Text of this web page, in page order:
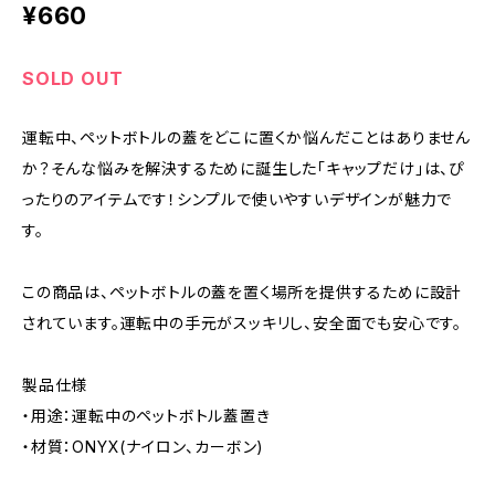
¥660
SOLD OUT
運転中、ペットボトルの蓋をどこに置くか悩んだことはありません
か？そんな悩みを解決するために誕生した「キャップだけ」は、ぴ
ったりのアイテムです！シンプルで使いやすいデザインが魅力で
す。
この商品は、ペットボトルの蓋を置く場所を提供するために設計
されています。運転中の手元がスッキリし、安全面でも安心です。
製品仕様
・用途：運転中のペットボトル蓋置き
・材質：ONYX(ナイロン、カーボン)